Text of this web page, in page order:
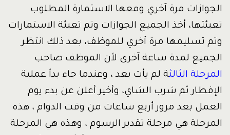
الجوازات مرة آخري ومعها الاستمارة المطلوب
تعبئتها، أخذ الجميع الجوازات وتم تعبئة الاستمارات
وتم تسليمها مرة آخري للموظف، بعد ذلك انتظر
الجميع لمدة ساعة آخرى لأن الموظف صاحب
المرحلة الثالثة لم يأت بعد ، وعندما جاء بدأ عملية
الإفطار ثم شرب الشاي، وأخير أعلن عن بدء يوم
العمل بعد مرور أربع ساعات من وقت الدوام ، هذه
المرحلة هي مرحلة تقدير الرسوم ، وهذه هي المرحلة